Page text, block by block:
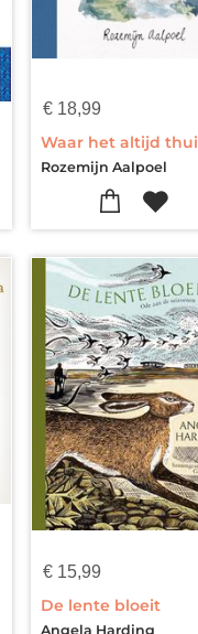
€18,99
Waar het altijd
Rozemijn Aalpoel
€15,99
De lente bloeit
Angela Harding